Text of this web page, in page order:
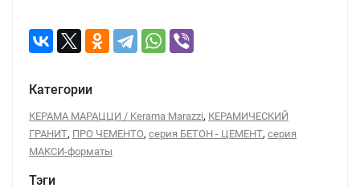
Категории
КЕРАМА МАРАЦЦИ / Kerama Marazzi, КЕРАМИЧЕСКИЙ
ГРАНИТ, ПРО ЧЕМЕНТО, серия БЕТОН - ЦЕМЕНТ, серия
МАКСИ-форматы
Тэги